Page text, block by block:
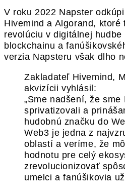
V roku 2022 Napster
Hivemind a Algorand, ktoré
revolúciu v digitálnej
blockchainu a
verzia Napsteru však dlho
Zakladateľ Hivemind,
akvizícii vyhlásil:
„Sme nadšení, že sme
sprivatizovali a
hudobnú značku do
Web3 je jedna z
oblastí a veríme, že
hodnotu pre celý
zrevolucionizovať
umelci a fanúšikovia